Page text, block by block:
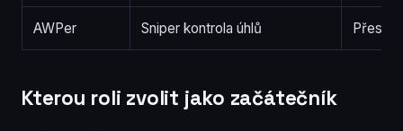
AWPer Sniper kontrola úhlů
Kterou roli zvolit jako začátečník